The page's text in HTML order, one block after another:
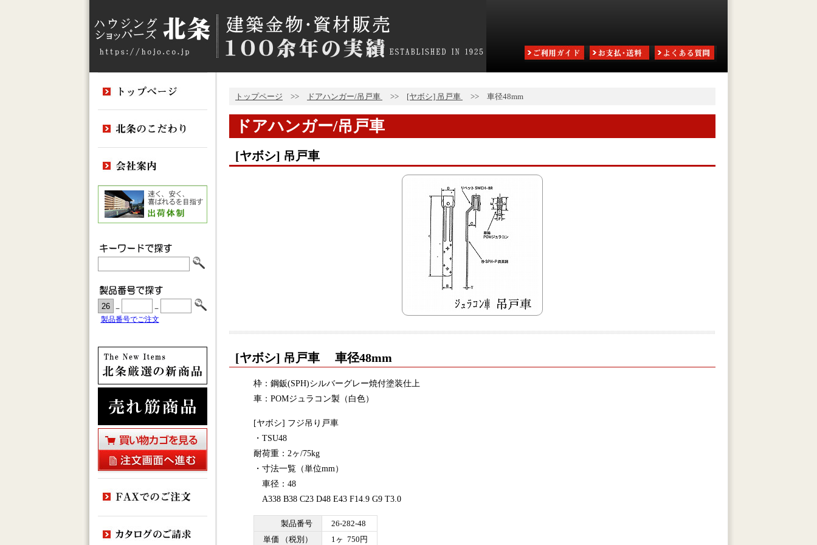
トップページ >> ドアハンガー/吊戸車 >> [ヤボシ] 吊戸車 >> 車径48mm
ドアハンガー/吊戸車
[ヤボシ] 吊戸車
[ヤボシ] 吊戸車 車径48mm
枠：鋼鈑(SPH)シルバーグレー焼付塗装仕上
車：POMジュラコン製（白色）
[ヤボシ] フジ吊り戸車
・TSU48
耐荷重：2ヶ/75kg
・寸法一覧（単位mm）
車径：48
A338 B38 C23 D48 E43 F14.9 G9 T3.0
製品番号
26-282-48
単価 （税別）
1ヶ 750円
－ －
製品番号でご注文